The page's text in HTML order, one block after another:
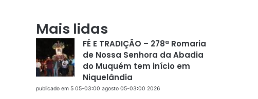
Mais lidas
FÉ E TRADIÇÃO – 278ª Romaria
de Nossa Senhora da Abadia
do Muquém tem início em
Niquelândia
publicado em 5 05-03:00 agosto 05-03:00 2026